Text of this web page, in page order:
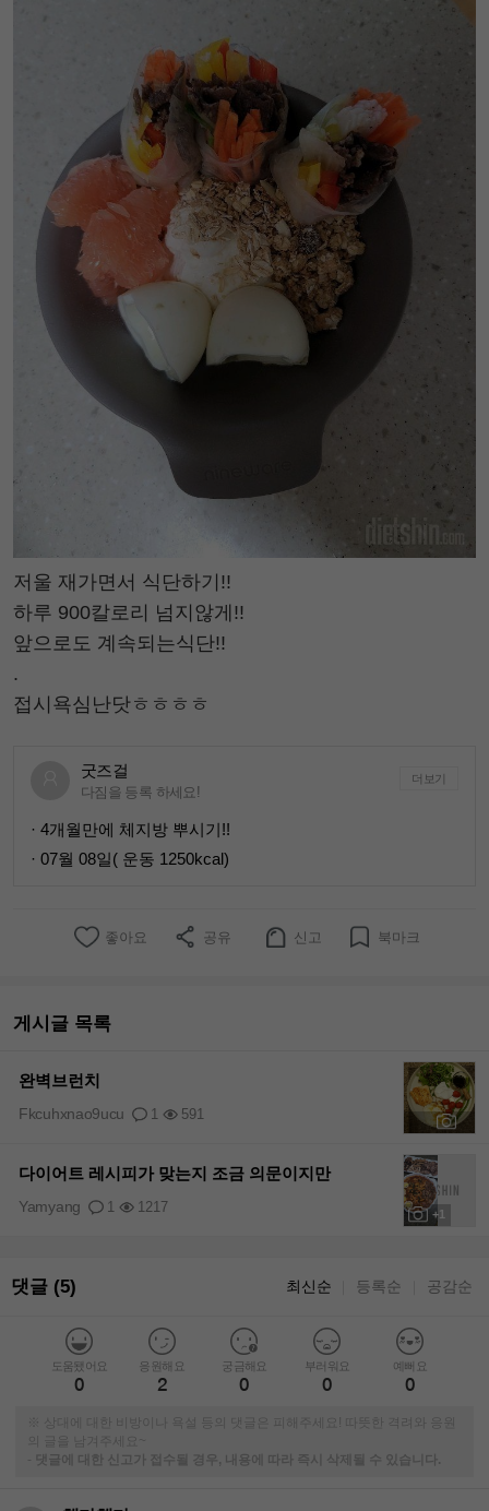
저울 재가면서 식단하기!!
하루 900칼로리 넘지않게!!
앞으로도 계속되는식단!!
.
접시욕심난닷ㅎㅎㅎㅎ
굿즈걸
다짐을 등록 하세요!
더보기
· 4개월만에 체지방 뿌시기!!
· 07월 08일( 운동 1250kcal)
좋아요 공유 신고 북마크
게시글 목록
완벽브런치
1 591
Fkcuhxnao9ucu
+1
다이어트 레시피가 맞는지 조금 의문이지만
1 1217
Yamyang
댓글 (5) 최신순 등록순 공감순
도움됐어요
0
응원해요
2
궁금해요
0
부러워요
0
예뻐요
0
※ 상대에 대한 비방이나 욕설 등의 댓글은 피해주세요! 따뜻한 격려와 응원
의 글을 남겨주세요~
-
댓글에 대한 신고가 접수될 경우, 내용에 따라 즉시 삭제될 수 있습니다.